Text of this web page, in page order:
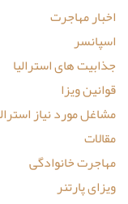
اخبار مهاجرت
اسپانسر
جذابیت های استرالیا
قوانین ویزا
مشاغل مورد نیاز
مقالات
مهاجرت خانوادگی
ویزای پارتنر